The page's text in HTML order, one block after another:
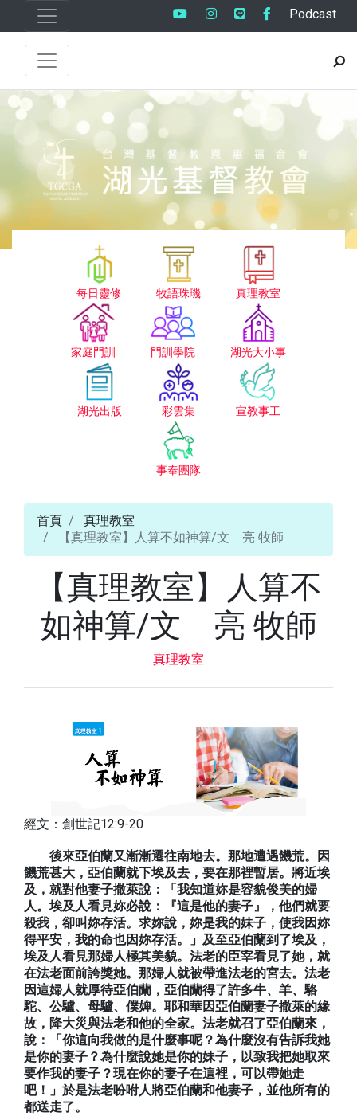
Podcast
每日靈修 牧語珠璣 真理教室
家庭門訓 門訓學院 湖光大小事
湖光出版 彩雲集 宣教事工
事奉團隊
首頁
真理教室
【真理教室】人算不如神算/文 亮 牧師
【真理教室】人算不
如神算/文 亮 牧師
真理教室
經文：創世記12:9-20
後來亞伯蘭又漸漸遷往南地去。那地遭遇饑荒。因
饑荒甚大，亞伯蘭就下埃及去，要在那裡暫居。將近埃
及，就對他妻子撒萊說：「我知道妳是容貌俊美的婦
人。埃及人看見妳必說：『這是他的妻子』，他們就要
殺我，卻叫妳存活。求妳說，妳是我的妹子，使我因妳
得平安，我的命也因妳存活。」及至亞伯蘭到了埃及，
埃及人看見那婦人極其美貌。法老的臣宰看見了她，就
在法老面前誇獎她。那婦人就被帶進法老的宮去。法老
因這婦人就厚待亞伯蘭，亞伯蘭得了許多牛、羊、駱
駝、公驢、母驢、僕婢。耶和華因亞伯蘭妻子撒萊的緣
故，降大災與法老和他的全家。法老就召了亞伯蘭來，
說：「你這向我做的是什麼事呢？為什麼沒有告訴我她
是你的妻子？為什麼說她是你的妹子，以致我把她取來
要作我的妻子？現在你的妻子在這裡，可以帶她走
吧！」於是法老吩咐人將亞伯蘭和他妻子，並他所有的
都送走了。